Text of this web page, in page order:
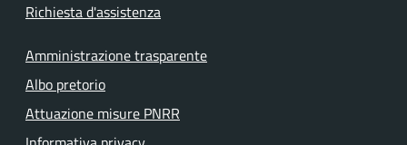
Richiesta d'assistenza
Amministrazione trasparente
Albo pretorio
Attuazione misure PNRR